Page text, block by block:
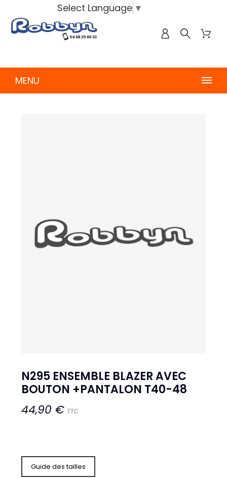
Select Language ▼
MENU
N295 ENSEMBLE BLAZER AVEC
BOUTON +PANTALON T40-48
44,90 € TTC
Guide des tailles